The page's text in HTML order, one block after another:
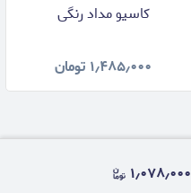
۱٫۰۷۸٫۰۰۰
کاسیو مداد رنگی
۱٫۴۸۵٫۰۰۰ تومان